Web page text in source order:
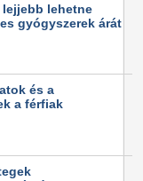
lehetne
gyógyszerek árát
és a
a férfiak